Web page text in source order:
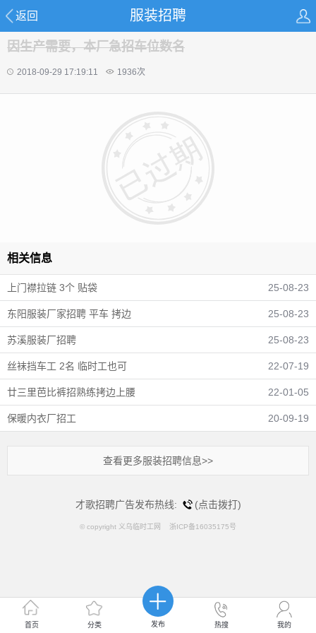
返回 服装招聘
首页 分类 发布 热搜 我的
因生产需要，本厂急招车位数名
2018-09-29 17:19:11 1936次
相关信息
上门襟拉链 3个 贴袋 25-08-23
东阳服装厂家招聘 平车 拷边 25-08-23
苏溪服装厂招聘 25-08-23
丝袜挡车工 2名 临时工也可 22-07-19
廿三里芭比裤招熟练拷边上腰 22-01-05
保暖内衣厂招工 20-09-19
查看更多服装招聘信息>>
才歌招聘广告发布热线: (点击拨打)
© copyright 义乌临时工网 浙ICP备16035175号